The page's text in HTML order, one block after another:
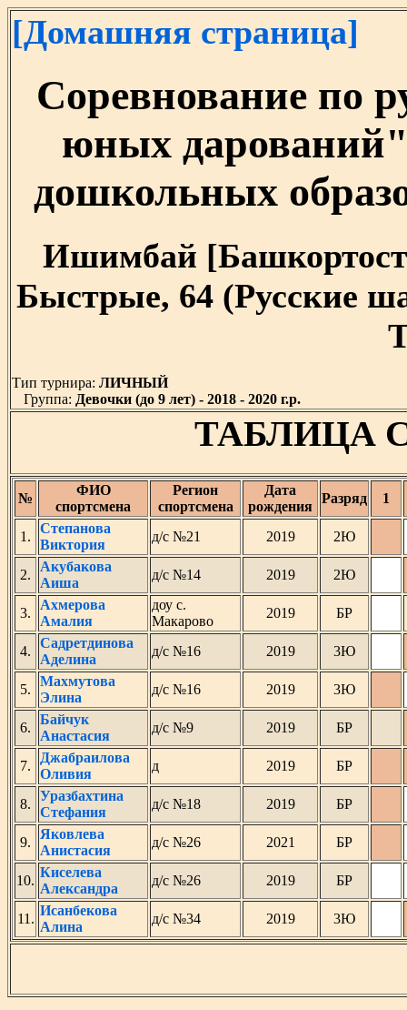
[Домашняя страница]
Соревнование по
юных дарований"
дошкольных
Ишимбай
Быстрые, 64 (Русские
Тип турнира: ЛИЧНЫЙ
Группа: Девочки (до 9 лет) - 2018 - 2020 г.р.
ТАБЛИЦА
№
ФИО
спортсмена
Регион
спортсмена
Дата
рождения
Разряд 1
1.
Степанова
Виктория
д/с №21 2019 2Ю
2.
Акубакова
Аиша
д/с №14 2019 2Ю
3.
Ахмерова
Амалия
доу с.
Макарово
2019 БР
4.
Садретдинова
Аделина
д/с №16 2019 3Ю
5.
Махмутова
Элина
д/с №16 2019 3Ю
6.
Байчук
Анастасия
д/с №9 2019 БР
7.
Джабраилова
Оливия
д 2019 БР
8.
Уразбахтина
Стефания
д/с №18 2019 БР
9.
Яковлева
Анистасия
д/с №26 2021 БР
10.
Киселева
Александра
д/с №26 2019 БР
11.
Исанбекова
Алина
д/с №34 2019 3Ю